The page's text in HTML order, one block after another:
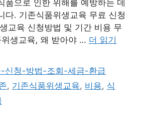
품으로 인한 위해를 예방하는 데
다. 기존식품위생교육 무료 신청
교육 신청방법 및 기간 비용 무
위생교육, 왜 받아야 … 더 읽기
신청-방법-조회-세금-환급
, 기존식품위생교육, 비용, 식